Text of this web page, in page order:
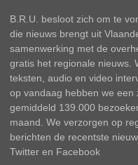
B.R.U. besloot zich om te
die nieuws brengt uit
samenwerking met de
gratis het regionale nieuws.
teksten, audio en video
op vandaag hebben we
gemiddeld 139.000
maand. We verzorgen op
berichten de recentste
Twitter en Facebook